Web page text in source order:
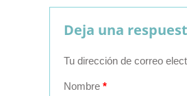
Deja una
Tu dirección de correo
Nombre *